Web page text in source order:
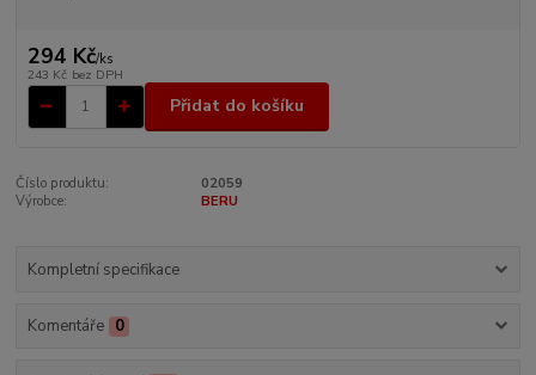
294 Kč/ks
243 Kč bez DPH
Přidat do košíku
Číslo produktu:
02059
Výrobce:
BERU
Kompletní specifikace
Komentáře 0